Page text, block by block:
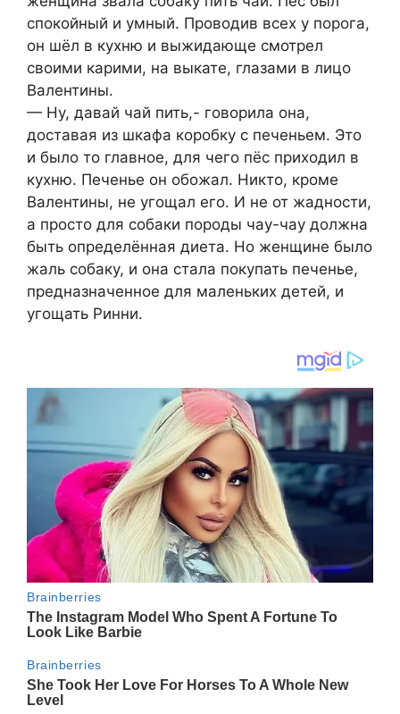
спокойный и умный. Проводив всех у порога,
он шёл в кухню и выжидающе смотрел
своими карими, на выкате, глазами в лицо
Валентины.
— Ну, давай чай пить,- говорила она,
доставая из шкафа коробку с печеньем. Это
и было то главное, для чего пёс приходил в
кухню. Печенье он обожал. Никто, кроме
Валентины, не угощал его. И не от жадности,
а просто для собаки породы чау-чау должна
быть определённая диета. Но женщине было
жаль собаку, и она стала покупать печенье,
предназначенное для маленьких детей, и
угощать Ринни.